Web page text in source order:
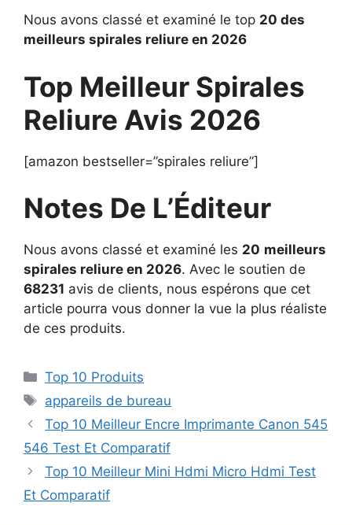
Nous avons classé et examiné le top 20 des
meilleurs spirales reliure en 2026
Top Meilleur Spirales
Reliure Avis 2026
[amazon bestseller=”spirales reliure”]
Notes De L’Éditeur
Nous avons classé et examiné les 20 meilleurs
spirales reliure en 2026. Avec le soutien de
68231 avis de clients, nous espérons que cet
article pourra vous donner la vue la plus réaliste
de ces produits.
Top 10 Produits
appareils de bureau
Top 10 Meilleur Encre Imprimante Canon 545
546 Test Et Comparatif
Top 10 Meilleur Mini Hdmi Micro Hdmi Test
Et Comparatif